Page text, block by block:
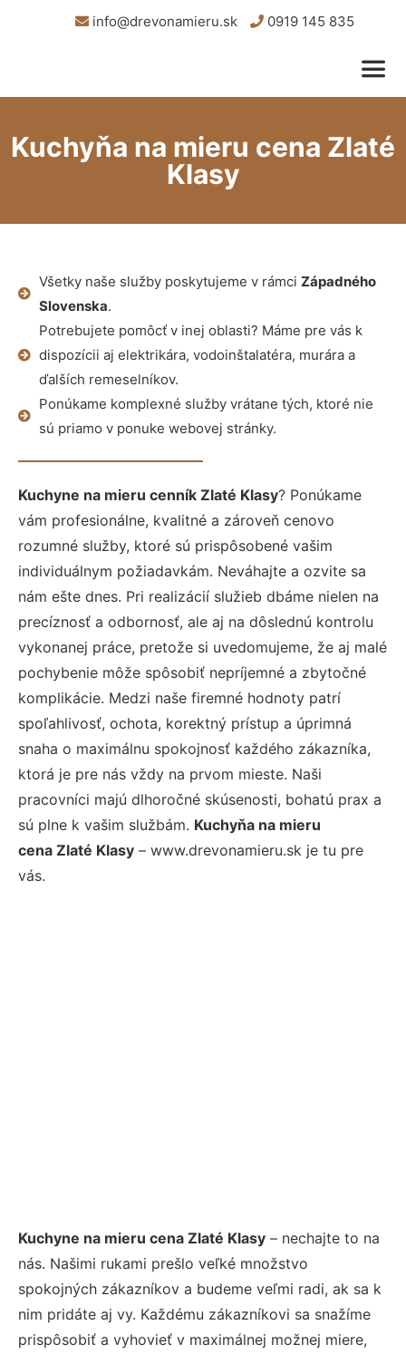
info@drevonamieru.sk 0919 145 835
Kuchyňa na mieru cena Zlaté
Klasy
Všetky naše služby poskytujeme v rámci Západného
Slovenska.
Potrebujete pomôcť v inej oblasti? Máme pre vás k
dispozícii aj elektrikára, vodoinštalatéra, murára a
ďalších remeselníkov.
Ponúkame komplexné služby vrátane tých, ktoré nie
sú priamo v ponuke webovej stránky.
Kuchyne na mieru cenník Zlaté Klasy? Ponúkame
vám profesionálne, kvalitné a zároveň cenovo
rozumné služby, ktoré sú prispôsobené vašim
individuálnym požiadavkám. Neváhajte a ozvite sa
nám ešte dnes. Pri realizácií služieb dbáme nielen na
precíznosť a odbornosť, ale aj na dôslednú kontrolu
vykonanej práce, pretože si uvedomujeme, že aj malé
pochybenie môže spôsobiť nepríjemné a zbytočné
komplikácie. Medzi naše firemné hodnoty patrí
spoľahlivosť, ochota, korektný prístup a úprimná
snaha o maximálnu spokojnosť každého zákazníka,
ktorá je pre nás vždy na prvom mieste. Naši
pracovníci majú dlhoročné skúsenosti, bohatú prax a
sú plne k vašim službám. Kuchyňa na mieru
cena Zlaté Klasy – www.drevonamieru.sk je tu pre
vás.
Kuchyne na mieru cena Zlaté Klasy – nechajte to na
nás. Našimi rukami prešlo veľké množstvo
spokojných zákazníkov a budeme veľmi radi, ak sa k
nim pridáte aj vy. Každému zákazníkovi sa snažíme
prispôsobiť a vyhovieť v maximálnej možnej miere,